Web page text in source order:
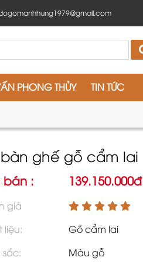
PHONG THỦY TIN TỨC
ghế gỗ cẩm lai
bán : 139.150.000đ
giá
liệu:
Gỗ cẩm lai
Màu gỗ